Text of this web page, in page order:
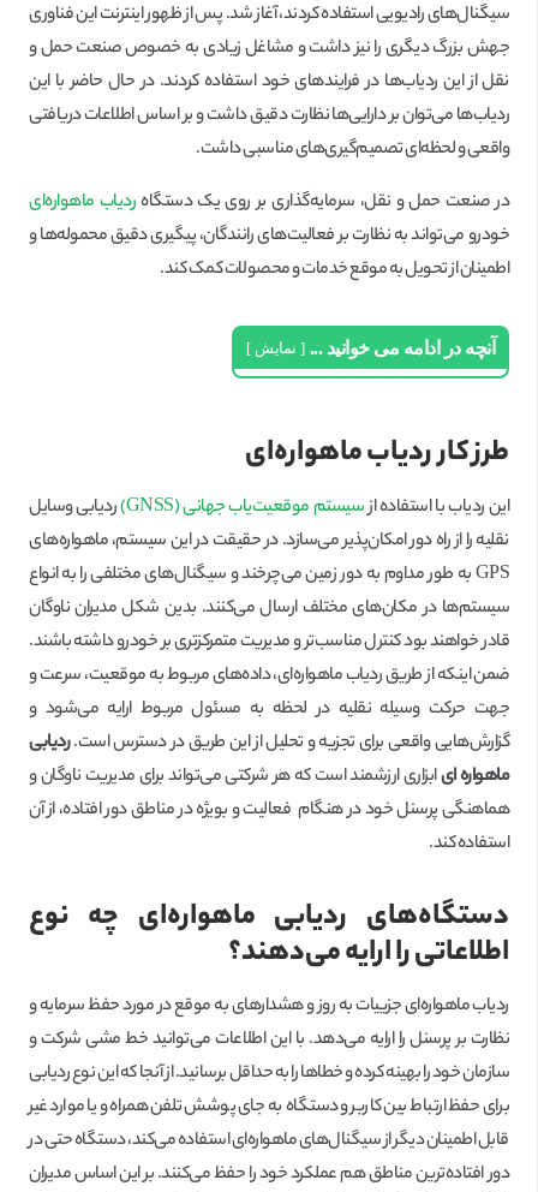
سیگنال‌های رادیویی استفاده کردند، آغاز شد. پس از ظهور اینترنت این فناوری
جهش بزرگ دیگری را نیز داشت و مشاغل زیادی به خصوص صنعت حمل و
نقل از این ردیاب‌ها در فرایندهای خود استفاده کردند. در حال حاضر با این
ردیاب‌ها می‌توان بر دارایی‌ها نظارت دقیق داشت و بر اساس اطلاعات دریافتی
واقعی و لحظه‌ای تصمیم‌گیری‌های مناسبی داشت.
در صنعت حمل و نقل، سرمایه‌گذاری بر روی یک دستگاهردیاب ماهواره‌ای
خودرو می‌تواند به نظارت بر فعالیت‌های رانندگان، پیگیری دقیق محموله‌ها و
اطمینان از تحویل به موقع خدمات و محصولات کمک کند.
آنچه در ادامه می خوانید ... نمایش
طرز کار ردیاب ماهواره‌ای
این ردیاب با استفاده ازسیستم موقعیت‌یاب جهانی (GNSS)
ردیابی وسایل
نقلیه را از راه دور امکان‌پذیر می‌سازد. در حقیقت در این سیستم، ماهواره‌های
GPS به طور مداوم به دور زمین می‌چرخند و سیگنال‌های مختلفی را به انواع
سیستم‌ها در مکان‌های مختلف ارسال می‌کنند. بدین شکل مدیران ناوگان
قادر خواهند بود کنترل مناسب‌تر و مدیریت متمرکزتری بر خودرو داشته باشند.
ضمن اینکه از طریق ردیاب ماهواره‌ای، داده‌های مربوط به موقعیت، سرعت و
جهت حرکت وسیله نقلیه در لحظه به مسئول مربوط ارایه می‌شود و
گزارش‌هایی واقعی برای تجزیه و تحلیل از این طریق در دسترس است.ردیابی
ماهواره ایابزاری ارزشمند است که هر شرکتی می‌تواند برای مدیریت ناوگان و
هماهنگی پرسنل خود در هنگام فعالیت و بویژه در مناطق دور افتاده، از آن
استفاده کند.
دستگاه‌های ردیابی ماهواره‌ای چه نوع
اطلاعاتی را ارایه می‌دهند؟
ردیاب ماهواره‌ای جزییات به روز و هشدارهای به موقع در مورد حفظ سرمایه و
نظارت بر پرسنل را ارایه می‌دهد. با این اطلاعات می‌توانید خط مشی شرکت و
سازمان خود را بهینه کرده و خطاها را به حداقل برسانید. از آنجا که این نوع ردیابی
برای حفظ ارتباط بین کاربر و دستگاه به جای پوشش تلفن همراه و یا موارد غیر
قابل اطمینان دیگر از سیگنال‌های ماهواره‌ای استفاده می‌کند، دستگاه حتی در
دور افتاده‌ترین مناطق هم عملکرد خود را حفظ می‌کنند. بر این اساس مدیران